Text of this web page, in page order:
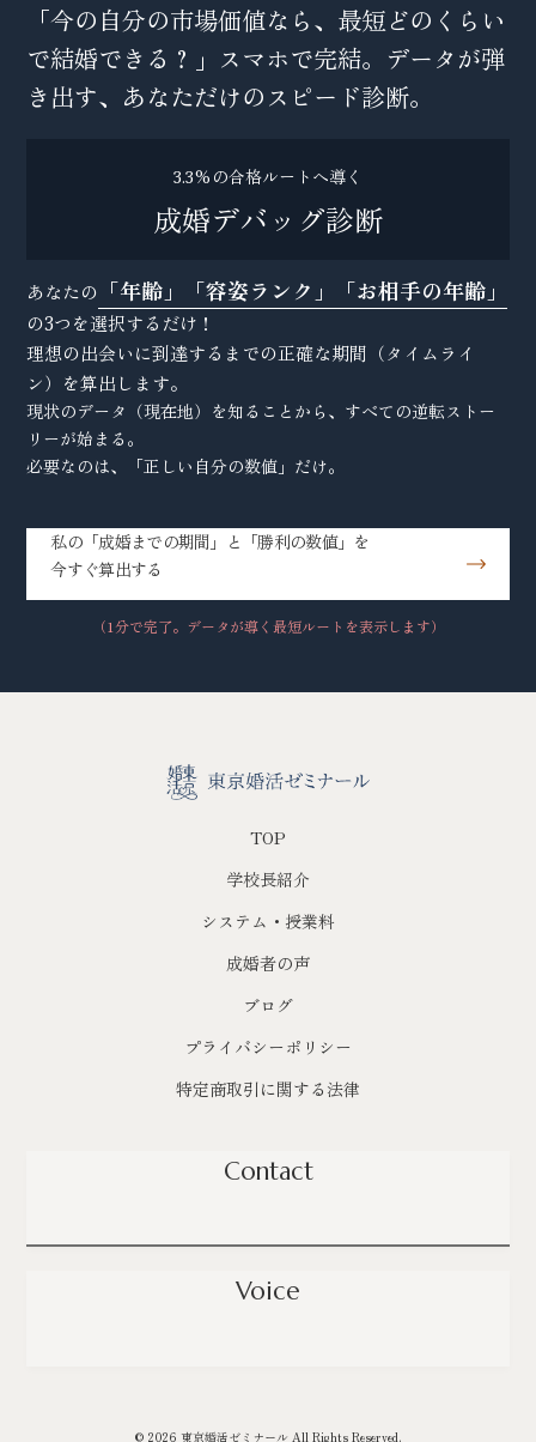
「今の自分の市場価値なら、最短どのくらい
で結婚できる？」スマホで完結。データが弾
き出す、あなただけのスピード診断。
3.3%の合格ルートへ導く
成婚デバッグ診断
あなたの 「年齢」「容姿ランク」「お相手の年齢」
の3つを選択するだけ！
理想の出会いに到達するまでの正確な期間（タイムライ
ン）を算出します。
現状のデータ（現在地）を知ることから、すべての逆転ストー
リーが始まる。
必要なのは、「正しい自分の数値」だけ。
私の「成婚までの期間」と「勝利の数値」を
今すぐ算出する
（1分で完了。データが導く最短ルートを表示します）
TOP
学校長紹介
システム・授業料
成婚者の声
ブログ
プライバシーポリシー
特定商取引に関する法律
Contact
Voice
© 2026 東京婚活ゼミナール All Rights Reserved.